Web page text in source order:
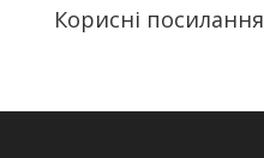
Корисні посилання